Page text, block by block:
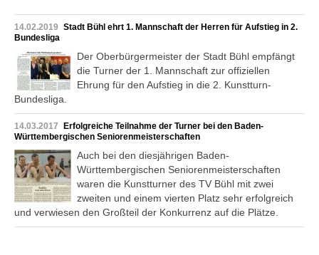
14.02.2019 Stadt Bühl ehrt 1. Mannschaft der Herren für Aufstieg in 2.
Bundesliga
Der Oberbürgermeister der Stadt Bühl empfängt
die Turner der 1. Mannschaft zur offiziellen
Ehrung für den Aufstieg in die 2. Kunstturn-
Bundesliga.
14.03.2017
Erfolgreiche Teilnahme der Turner bei den Baden-
Württembergischen Seniorenmeisterschaften
Auch bei den diesjährigen Baden-
Württembergischen Seniorenmeisterschaften
waren die Kunstturner des TV Bühl mit zwei
zweiten und einem vierten Platz sehr erfolgreich
und verwiesen den Großteil der Konkurrenz auf die Plätze.